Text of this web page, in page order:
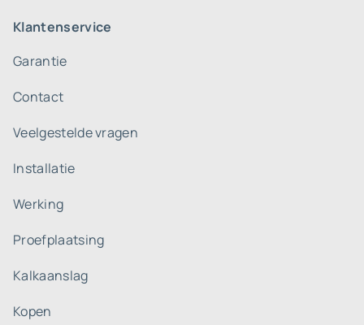
Klantenservice
Garantie
Contact
Veelgestelde vragen
Installatie
Werking
Proefplaatsing
Kalkaanslag
Kopen